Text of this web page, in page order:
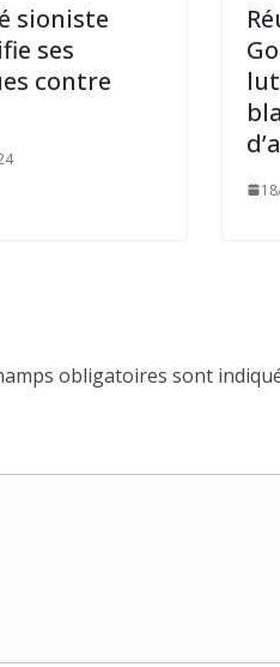
sioniste
ses
contre
obligatoires sont